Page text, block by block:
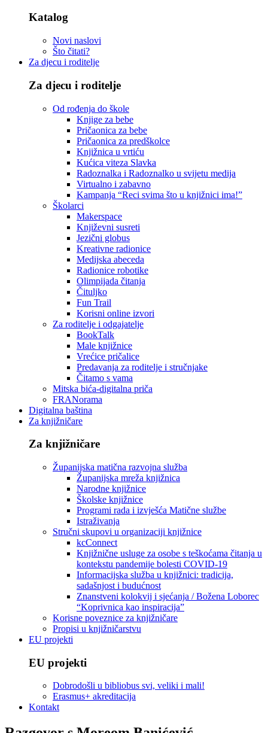
Katalog
Novi naslovi
Što čitati?
Za djecu i roditelje
Za djecu i roditelje
Od rođenja do škole
Knjige za bebe
Pričaonica za bebe
Pričaonica za predškolce
Knjižnica u vrtiću
Kućica viteza Slavka
Radoznalka i Radoznalko u svijetu medija
Virtualno i zabavno
Kampanja “Reci svima što u knjižnici ima!”
Školarci
Makerspace
Književni susreti
Jezični globus
Kreativne radionice
Medijska abeceda
Radionice robotike
Olimpijada čitanja
Čituljko
Fun Trail
Korisni online izvori
Za roditelje i odgajatelje
BookTalk
Male knjižnice
Vrećice pričalice
Predavanja za roditelje i stručnjake
Čitamo s vama
Mitska bića-digitalna priča
FRANorama
Digitalna baština
Za knjižničare
Za knjižničare
Županijska matična razvojna služba
Županijska mreža knjižnica
Narodne knjižnice
Školske knjižnice
Programi rada i izvješća Matične službe
Istraživanja
Stručni skupovi u organizaciji knjižnice
kcConnect
Knjižnične usluge za osobe s teškoćama čitanja u
kontekstu pandemije bolesti COVID-19
Informacijska služba u knjižnici: tradicija,
sadašnjost i budućnost
Znanstveni kolokvij i sjećanja / Božena Loborec
“Koprivnica kao inspiracija”
Korisne poveznice za knjižničare
Propisi u knjižničarstvu
EU projekti
EU projekti
Dobrodošli u bibliobus svi, veliki i mali!
Erasmus+ akreditacija
Kontakt